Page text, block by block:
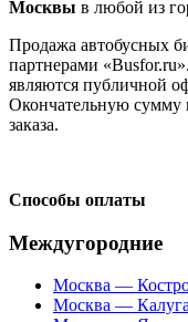
Москвы в любой из
Продажа автобусных
партнерами
являются публичной
Окончательную сумму
заказа.
Способы оплаты
Междугородние
Москва —
Москва —